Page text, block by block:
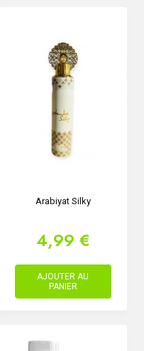
Arabiyat Silky
4,99 €
AJOUTER AU
PANIER